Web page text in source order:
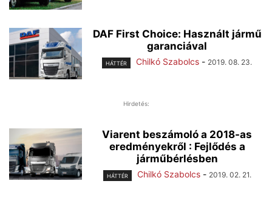
DAF First Choice: Használt jármű
garanciával
HÁTTÉR Chilkó Szabolcs - 2019. 08. 23.
Hirdetés:
Viarent beszámoló a 2018-as
eredményekről : Fejlődés a
járműbérlésben
HÁTTÉR Chilkó Szabolcs - 2019. 02. 21.